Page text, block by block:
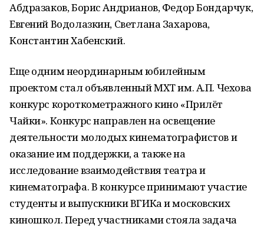
Абдразаков, Борис Андрианов, Федор Бондарчук,
Евгений Водолазкин, Светлана Захарова,
Константин Хабенский.
Еще одним неординарным юбилейным
проектом стал объявленный МХТ им. А.П. Чехова
конкурс короткометражного кино «Прилёт
Чайки». Конкурс направлен на освещение
деятельности молодых кинематографистов и
оказание им поддержки, а также на
исследование взаимодействия театра и
кинематографа. В конкурсе принимают участие
студенты и выпускники ВГИКа и московских
киношкол. Перед участниками стояла задача